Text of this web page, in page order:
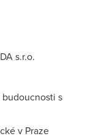
s.r.o.
s
v Praze